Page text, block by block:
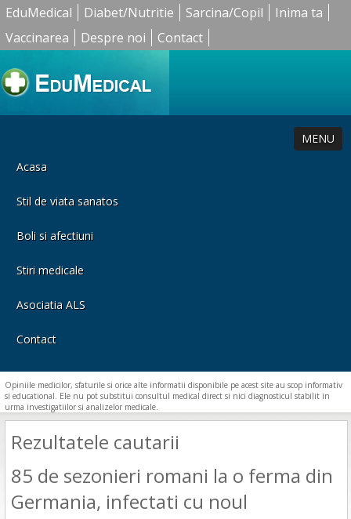
EduMedical Diabet/Nutritie Sarcina/Copil
Inima ta
Vaccinarea
Despre noi Contact
MENU
Acasa
Stil de viata sanatos
Boli si afectiuni
Stiri medicale
Asociatia ALS
Contact
Opiniile medicilor, sfaturile si orice alte informatii disponibile pe acest site au scop informativ
si educational. Ele nu pot substitui consultul medical direct si nici diagnosticul stabilit in
urma investigatiilor si analizelor medicale.
Rezultatele cautarii
85 de sezonieri romani la o ferma din
Germania, infectati cu noul